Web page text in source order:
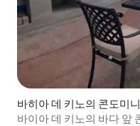
바히아 데 키노의 콘도미
바이아 데 키노의 바다 앞